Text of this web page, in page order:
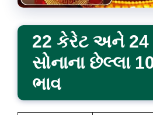
22 કેરેટ અને 24
સોનાના છેલ્લા
ભાવ